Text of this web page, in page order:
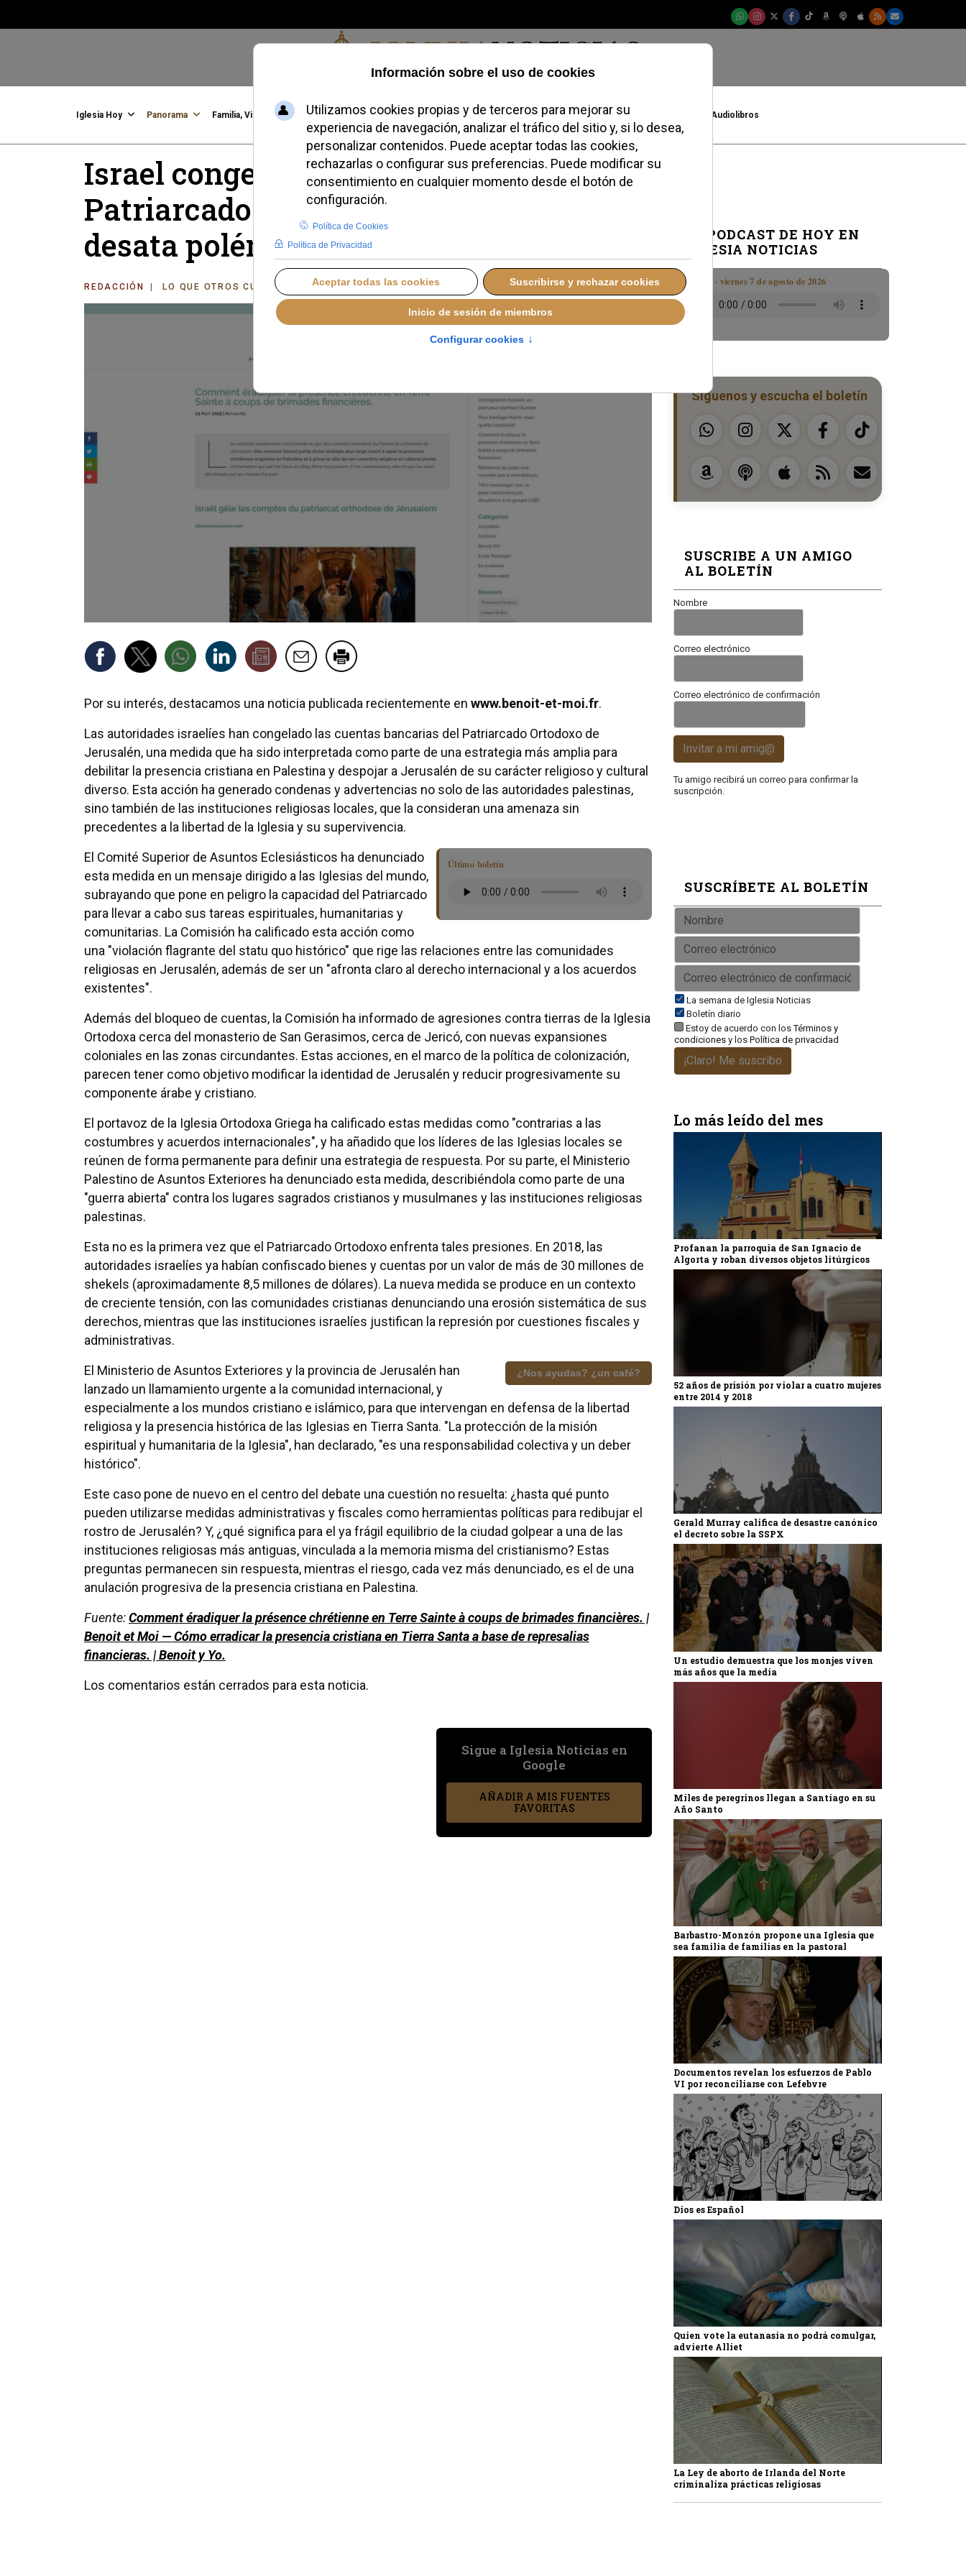
Sábado, 08 de agosto de 2026
Iglesia Hoy Panorama Familia, Vida, Identidad Credofobiómetro Blogs Temas Buscar #JovenesConFe Podcast Audiolibros
Israel congela las cuentas del
Patriarcado Ortodoxo en Jerusalén y
desata polémica
REDACCIÓN LO QUE OTROS CUENTAN DOMINGO, 24 AGOSTO 2025 00:24
Por su interés, destacamos una noticia publicada recientemente en www.benoit-et-moi.fr.
Las autoridades israelíes han congelado las cuentas bancarias del Patriarcado Ortodoxo de
Jerusalén, una medida que ha sido interpretada como parte de una estrategia más amplia para
debilitar la presencia cristiana en Palestina y despojar a Jerusalén de su carácter religioso y cultural
diverso. Esta acción ha generado condenas y advertencias no solo de las autoridades palestinas,
sino también de las instituciones religiosas locales, que la consideran una amenaza sin
precedentes a la libertad de la Iglesia y su supervivencia.
Último boletín
El Comité Superior de Asuntos Eclesiásticos ha denunciado
esta medida en un mensaje dirigido a las Iglesias del mundo,
subrayando que pone en peligro la capacidad del Patriarcado
para llevar a cabo sus tareas espirituales, humanitarias y
comunitarias. La Comisión ha calificado esta acción como
una "violación flagrante del statu quo histórico" que rige las relaciones entre las comunidades
religiosas en Jerusalén, además de ser un "afronta claro al derecho internacional y a los acuerdos
existentes".
Además del bloqueo de cuentas, la Comisión ha informado de agresiones contra tierras de la Iglesia
Ortodoxa cerca del monasterio de San Gerasimos, cerca de Jericó, con nuevas expansiones
coloniales en las zonas circundantes. Estas acciones, en el marco de la política de colonización,
parecen tener como objetivo modificar la identidad de Jerusalén y reducir progresivamente su
componente árabe y cristiano.
El portavoz de la Iglesia Ortodoxa Griega ha calificado estas medidas como "contrarias a las
costumbres y acuerdos internacionales", y ha añadido que los líderes de las Iglesias locales se
reúnen de forma permanente para definir una estrategia de respuesta. Por su parte, el Ministerio
Palestino de Asuntos Exteriores ha denunciado esta medida, describiéndola como parte de una
"guerra abierta" contra los lugares sagrados cristianos y musulmanes y las instituciones religiosas
palestinas.
Esta no es la primera vez que el Patriarcado Ortodoxo enfrenta tales presiones. En 2018, las
autoridades israelíes ya habían confiscado bienes y cuentas por un valor de más de 30 millones de
shekels (aproximadamente 8,5 millones de dólares). La nueva medida se produce en un contexto
de creciente tensión, con las comunidades cristianas denunciando una erosión sistemática de sus
derechos, mientras que las instituciones israelíes justifican la represión por cuestiones fiscales y
administrativas.
¿Nos ayudas? ¿un café?
El Ministerio de Asuntos Exteriores y la provincia de Jerusalén han
lanzado un llamamiento urgente a la comunidad internacional, y
especialmente a los mundos cristiano e islámico, para que intervengan en defensa de la libertad
religiosa y la presencia histórica de las Iglesias en Tierra Santa. "La protección de la misión
espiritual y humanitaria de la Iglesia", han declarado, "es una responsabilidad colectiva y un deber
histórico".
Este caso pone de nuevo en el centro del debate una cuestión no resuelta: ¿hasta qué punto
pueden utilizarse medidas administrativas y fiscales como herramientas políticas para redibujar el
rostro de Jerusalén? Y, ¿qué significa para el ya frágil equilibrio de la ciudad golpear a una de las
instituciones religiosas más antiguas, vinculada a la memoria misma del cristianismo? Estas
preguntas permanecen sin respuesta, mientras el riesgo, cada vez más denunciado, es el de una
anulación progresiva de la presencia cristiana en Palestina.
Fuente:Comment éradiquer la présence chrétienne en Terre Sainte à coups de brimades financières. |
Benoit et Moi — Cómo erradicar la presencia cristiana en Tierra Santa a base de represalias
financieras. | Benoit y Yo.
Los comentarios están cerrados para esta noticia.
Sigue a Iglesia Noticias en
Google
AÑADIR A MIS FUENTES
FAVORITAS
EL PODCAST DE HOY EN
IGLESIA NOTICIAS
Boletín · viernes 7 de agosto de 2026
Síguenos y escucha el boletín
SUSCRIBE A UN AMIGO
AL BOLETÍN
Nombre
Correo electrónico
Correo electrónico de confirmación
Invitar a mi amig@
Tu amigo recibirá un correo para confirmar la
suscripción.
SUSCRÍBETE AL BOLETÍN
La semana de Iglesia Noticias
Boletín diario
Estoy de acuerdo con losTérminos y
condiciones y los Política de privacidad
¡Claro! Me suscribo
Lo más leído del mes
Profanan la parroquia de San Ignacio de
Algorta y roban diversos objetos litúrgicos
52 años de prisión por violar a cuatro mujeres
entre 2014 y 2018
Gerald Murray califica de desastre canónico
el decreto sobre la SSPX
Un estudio demuestra que los monjes viven
más años que la media
Miles de peregrinos llegan a Santiago en su
Año Santo
Barbastro-Monzón propone una Iglesia que
sea familia de familias en la pastoral
Documentos revelan los esfuerzos de Pablo
VI por reconciliarse con Lefebvre
Dios es Español
Quien vote la eutanasia no podrá comulgar,
advierte Alliet
La Ley de aborto de Irlanda del Norte
criminaliza prácticas religiosas